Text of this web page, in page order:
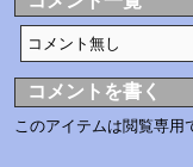
コメント無し
コメントを書く
このアイテムは閲覧専用